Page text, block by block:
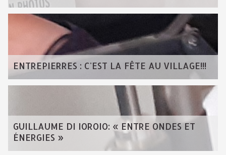
ENTREPIERRES : C'EST LA FÊTE AU VILLAGE!!!
GUILLAUME DI IOROIO: « ENTRE ONDES ET
ÉNERGIES »